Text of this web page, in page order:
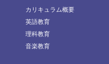
カリキュラム概要
英語教育
理科教育
音楽教育